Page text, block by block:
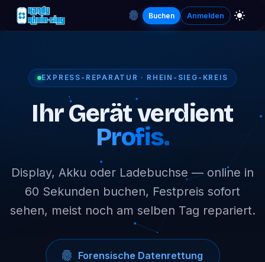
Buchen Anmelden
EXPRESS-REPARATUR · RHEIN-SIEG-KREIS
Ihr Gerät verdient
Profis.
Display, Akku oder Ladebuchse — online in
60 Sekunden buchen, Festpreis sofort
sehen, meist noch am selben Tag repariert.
Forensische Datenrettung